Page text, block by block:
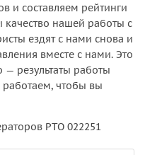
и составляем рейтинги
качество нашей работы с
ездят с нами снова и
вместе с нами. Это
— результаты работы
чтобы вы
РТО 022251